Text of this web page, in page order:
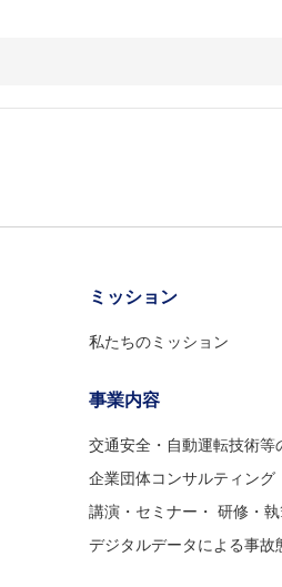
ミッション
私たちのミッション
事業内容
交通安全・自動運転技術等
企業団体コンサルティング
講演・セミナー・ 研修・
デジタルデータによる事故